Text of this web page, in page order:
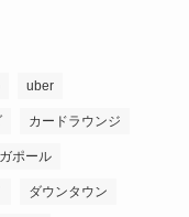
uber
カードラウンジ
ポール
ダウンタウン